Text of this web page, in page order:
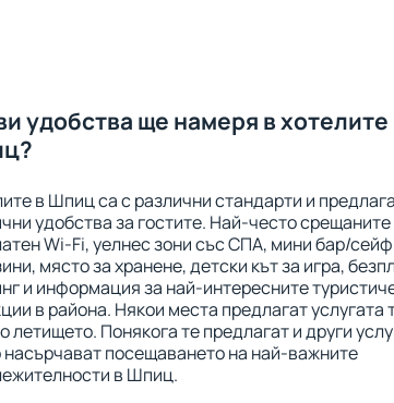
удобства ще намеря в хотелите
в Шпиц са с различни стандарти и
удобства за гостите. Най-често срещаните
Wi-Fi, уелнес зони със СПА, мини бар/сейф
място за хранене, детски кът за игра,
и информация за най-интересните
в района. Някои места предлагат услугата
летището. Понякога те предлагат и други
насърчават посещаването на най-важните
в Шпиц.